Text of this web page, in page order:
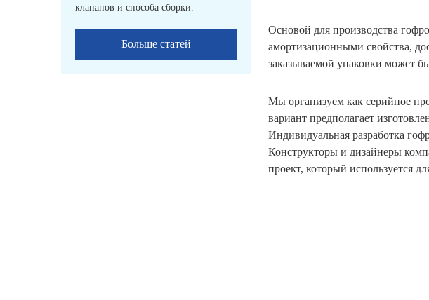
клапанов и способа сборки.
Больше статей
Основой для производства
амортизационными свойства,
заказываемой упаковки может
Мы организуем как серийное
вариант предполагает
Индивидуальная разработка
Конструкторы и дизайнеры
проект, который используется